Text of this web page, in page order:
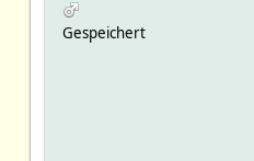
Gespeichert